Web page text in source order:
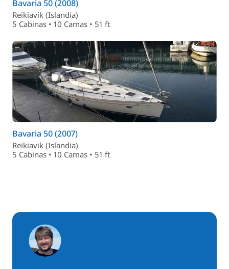
Bavaria 50 (2008)
Reikiavik (Islandia)
5 Cabinas • 10 Camas • 51 ft
Bavaria 50 (2007)
Reikiavik (Islandia)
5 Cabinas • 10 Camas • 51 ft